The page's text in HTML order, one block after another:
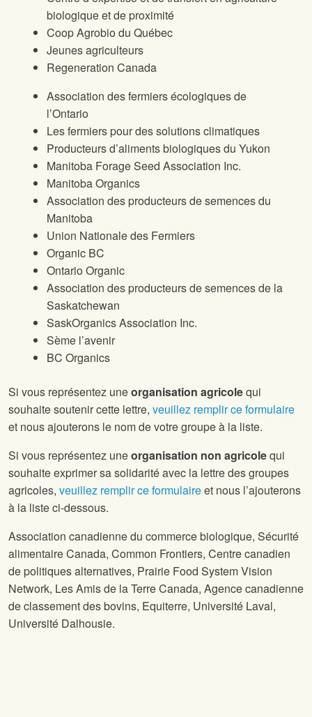
biologique et de proximité
Coop Agrobio du Québec
Jeunes agriculteurs
Regeneration Canada
Association des fermiers écologiques de
l’Ontario
Les fermiers pour des solutions climatiques
Producteurs d’aliments biologiques du Yukon
Manitoba Forage Seed Association Inc.
Manitoba Organics
Association des producteurs de semences du
Manitoba
Union Nationale des Fermiers
Organic BC
Ontario Organic
Association des producteurs de semences de la
Saskatchewan
SaskOrganics Association Inc.
Sème l’avenir
BC Organics
Si vous représentez uneorganisation agricolequi
souhaite soutenir cette lettre, veuillez remplir ce formulaire
et nous ajouterons le nom de votre groupe à la liste.
Si vous représentez uneorganisation non agricolequi
souhaite exprimer sa solidarité avec la lettre des groupes
agricoles, veuillez remplir ce formulaireet nous l’ajouterons
à la liste ci-dessous.
Association canadienne du commerce biologique, Sécurité
alimentaire Canada, Common Frontiers, Centre canadien
de politiques alternatives, Prairie Food System Vision
Network, Les Amis de la Terre Canada, Agence canadienne
de classement des bovins, Equiterre, Université Laval,
Université Dalhousie.